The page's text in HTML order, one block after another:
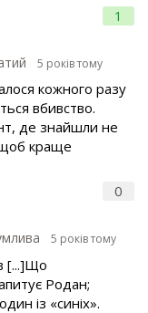
1
5 років тому
0
кожного разу
вбивство.
де знайшли не
щоб краще
5 років тому
[...]Що
Родан;
із «синіх».